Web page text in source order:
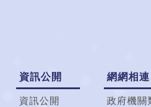
資訊公開
資訊公開
網網相連
政府機關